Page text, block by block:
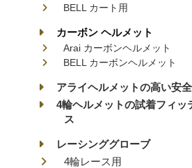
BELL カート用
カーボン ヘルメット
Arai カーボンヘルメット
BELL カーボンヘルメット
アライヘルメットの高い安
4輪ヘルメットの試着フィッ
ス
レーシンググローブ
4輪レース用